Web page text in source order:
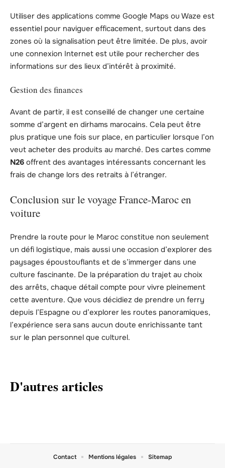
Utiliser des applications comme Google Maps ou Waze est
essentiel pour naviguer efficacement, surtout dans des
zones où la signalisation peut être limitée. De plus, avoir
une connexion Internet est utile pour rechercher des
informations sur des lieux d’intérêt à proximité.
Gestion des finances
Avant de partir, il est conseillé de changer une certaine
somme d’argent en dirhams marocains. Cela peut être
plus pratique une fois sur place, en particulier lorsque l’on
veut acheter des produits au marché. Des cartes comme
N26 offrent des avantages intéressants concernant les
frais de change lors des retraits à l’étranger.
Conclusion sur le voyage France-Maroc en
voiture
Prendre la route pour le Maroc constitue non seulement
un défi logistique, mais aussi une occasion d’explorer des
paysages époustouflants et de s’immerger dans une
culture fascinante. De la préparation du trajet au choix
des arrêts, chaque détail compte pour vivre pleinement
cette aventure. Que vous décidiez de prendre un ferry
depuis l’Espagne ou d’explorer les routes panoramiques,
l’expérience sera sans aucun doute enrichissante tant
sur le plan personnel que culturel.
D'autres articles
Contact Mentions légales Sitemap